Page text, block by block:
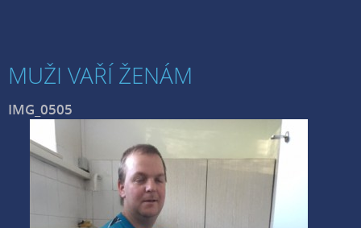
MUŽI VAŘÍ ŽENÁM
IMG_0505